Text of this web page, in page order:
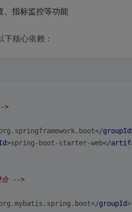
、指标监控等功能
核心依赖：
>
</groupId
>spring-boot-starter-web</
合 -->
</groupId>